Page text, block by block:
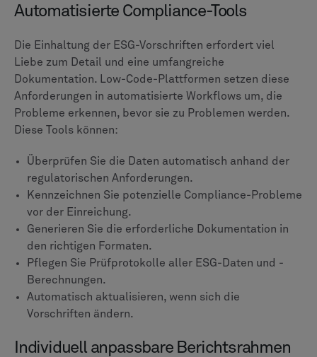
Automatisierte Compliance-Tools
Die Einhaltung der ESG-Vorschriften erfordert viel
Liebe zum Detail und eine umfangreiche
Dokumentation. Low-Code-Plattformen setzen diese
Anforderungen in automatisierte Workflows um, die
Probleme erkennen, bevor sie zu Problemen werden.
Diese Tools können:
Überprüfen Sie die Daten automatisch anhand der
regulatorischen Anforderungen.
Kennzeichnen Sie potenzielle Compliance-Probleme
vor der Einreichung.
Generieren Sie die erforderliche Dokumentation in
den richtigen Formaten.
Pflegen Sie Prüfprotokolle aller ESG-Daten und -
Berechnungen.
Automatisch aktualisieren, wenn sich die
Vorschriften ändern.
Individuell anpassbare Berichtsrahmen